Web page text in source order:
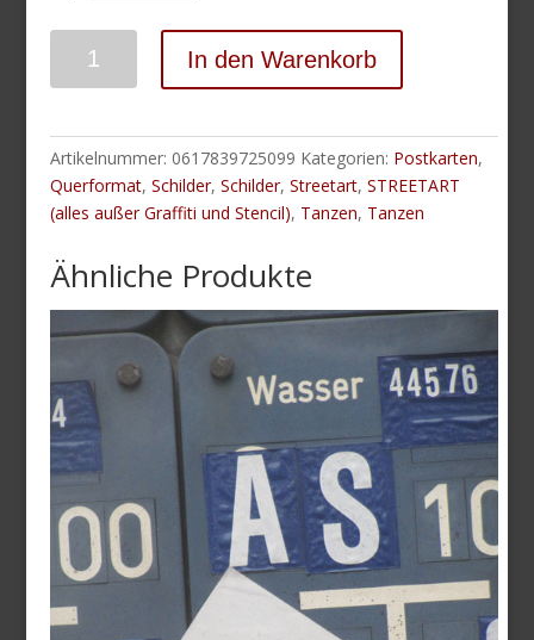
In den Warenkorb
Artikelnummer: 0617839725099 Kategorien: Postkarten,
Querformat,Schilder,Schilder,Streetart,STREETART
(alles außer Graffiti und Stencil), Tanzen, Tanzen
Ähnliche Produkte